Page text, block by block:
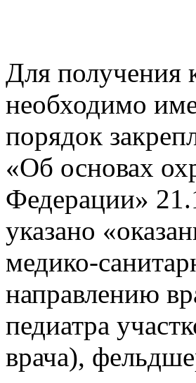
Для получения
необходимо
порядок
«Об основах
Федерации»
указано
медико-
направлению
педиатра
врача),